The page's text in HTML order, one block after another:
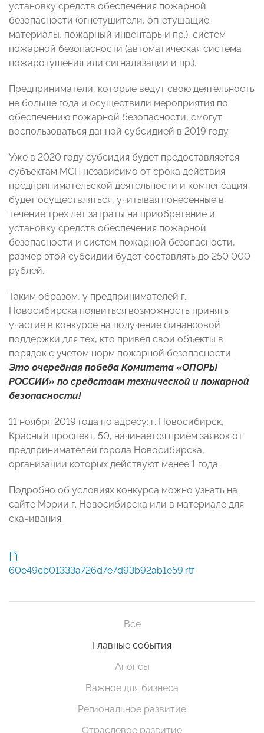
установку средств обеспечения пожарной
безопасности (огнетушители, огнетушащие
материалы, пожарный инвентарь и пр.), систем
пожарной безопасности (автоматическая система
пожаротушения или сигнализации и пр.).
Предприниматели, которые ведут свою деятельность
не больше года и осуществили мероприятия по
обеспечению пожарной безопасности, смогут
воспользоваться данной субсидией в 2019 году.
Уже в 2020 году субсидия будет предоставляется
субъектам МСП независимо от срока действия
предпринимательской деятельности и компенсация
будет осуществляться, учитывая понесенные в
течение трех лет затраты на приобретение и
установку средств обеспечения пожарной
безопасности и систем пожарной безопасности,
размер этой субсидии будет составлять до 250 000
рублей.
Таким образом, у предпринимателей г.
Новосибирска появиться возможность принять
участие в конкурсе на получение финансовой
поддержки для тех, кто привел свои объекты в
порядок с учетом норм пожарной безопасности.
Это очередная победа Комитета «ОПОРЫ
РОССИИ» по средствам технической и пожарной
безопасности!
11 ноября 2019 года по адресу: г. Новосибирск,
Красный проспект, 50, начинается прием заявок от
предпринимателей города Новосибирска,
организации которых действуют менее 1 года.
Подробно об условиях конкурса можно узнать на
сайте Мэрии г. Новосибирска или в материале для
скачивания.
60e49cb01333a726d7e7d93b92ab1e59.rtf
Все
Главные события
Анонсы
Важное для бизнеса
Региональное развитие
Отраслевое развитие